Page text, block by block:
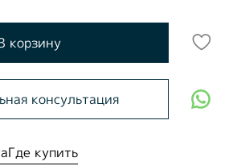
корзину
консультация
Где купить